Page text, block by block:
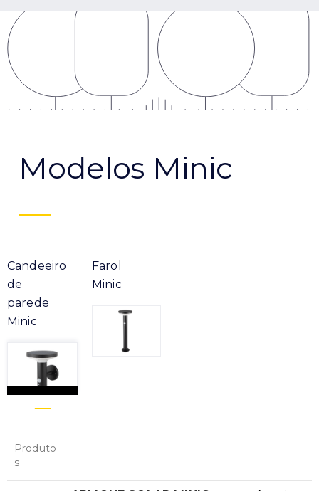
Modelos Minic
Candeeiro
de
parede
Minic
Farol
Minic
Produto
s